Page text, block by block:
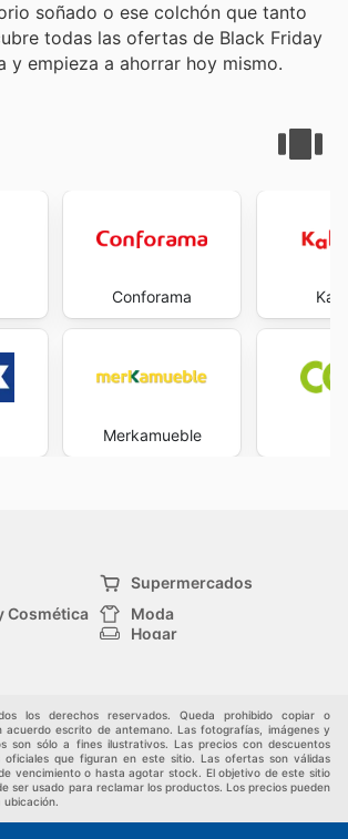
soñado o ese colchón que tanto
todas las ofertas de Black Friday
y empieza a ahorrar hoy mismo.
Conforama
Merkamueble
Supermercados
Cosmética
Moda
Hogar
los derechos reservados. Queda prohibido copiar o
acuerdo escrito de antemano. Las fotografías, imágenes y
son sólo a fines ilustrativos. Las precios con descuentos
oficiales que figuran en este sitio. Las ofertas son válidas
vencimiento o hasta agotar stock. El objetivo de este sitio
ser usado para reclamar los productos. Los precios pueden
ubicación.